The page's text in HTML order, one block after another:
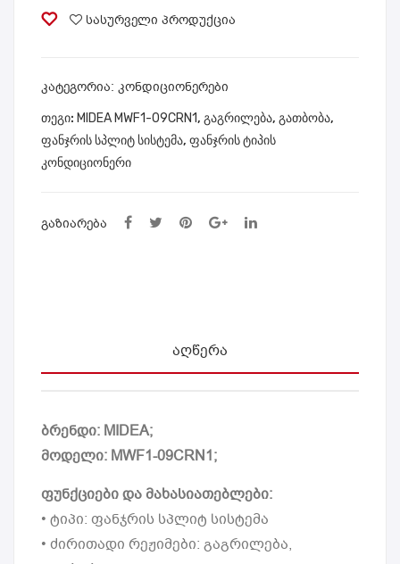
09C
სასურველი პროდუქცია
ᲙᲐᲢᲔᲒᲝᲠᲘᲐ: კონდიციონერები
ᲗᲔᲒᲘ: MIDEA MWF1-09CRN1, გაგრილება, გათბობა,
ფანჯრის სპლიტ სისტემა, ფანჯრის ტიპის
კონდიციონერი
ᲒᲐᲖᲘᲐᲠᲔᲑᲐ
ᲐᲦᲬᲔᲠᲐ
ბრენდი: MIDEA;
მოდელი: MWF1-09CRN1;
ფუნქციები და მახასიათებლები:
• ტიპი: ფანჯრის სპლიტ სისტემა
• ძირითადი რეჟიმები: გაგრილება,